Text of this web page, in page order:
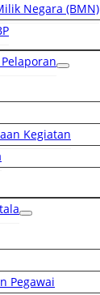
Negara (BMN)
Kegiatan
Pegawai